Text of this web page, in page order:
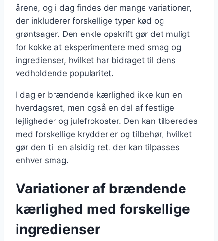
årene, og i dag findes der mange variationer,
der inkluderer forskellige typer kød og
grøntsager. Den enkle opskrift gør det muligt
for kokke at eksperimentere med smag og
ingredienser, hvilket har bidraget til dens
vedholdende popularitet.
I dag er brændende kærlighed ikke kun en
hverdagsret, men også en del af festlige
lejligheder og julefrokoster. Den kan tilberedes
med forskellige krydderier og tilbehør, hvilket
gør den til en alsidig ret, der kan tilpasses
enhver smag.
Variationer af brændende
kærlighed med forskellige
ingredienser